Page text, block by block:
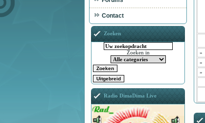
»
»
»
Contact
Zoeken
Zoeken in
Radio DimaDima Live